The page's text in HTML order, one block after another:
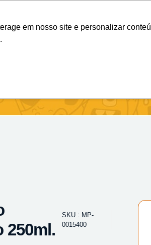
em nosso site e personalizar
250ml.
SKU : MP-
0015400